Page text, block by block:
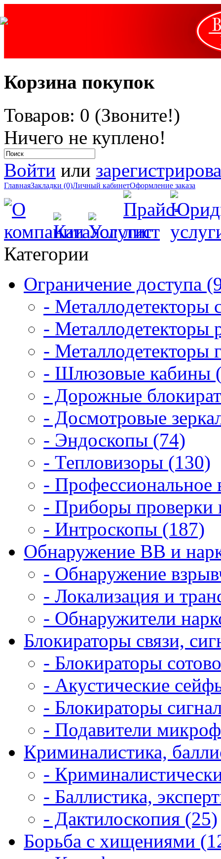
Корзина покупок
Товаров: 0 (Звоните!)
Ничего не куплено!
Войти или
ГлавнаяЗакладки (0)Личный кабинетОформление заказа
Категории
Ограничение доступа
- Металлодетекторы
- Металлодетекторы
- Металлодетекторы
- Шлюзовые кабины
- Дорожные
- Досмотровые
- Эндоскопы (74)
- Тепловизоры (130)
- Профессиональное
- Приборы проверки
- Интроскопы (187)
Обнаружение ВВ и
- Обнаружение
- Локализация и
- Обнаружители
Блокираторы связи,
- Блокираторы
- Акустические
- Блокираторы
- Подавители
Криминалистика,
-
- Баллистика,
- Дактилоскопия (25)
Борьба с хищениями